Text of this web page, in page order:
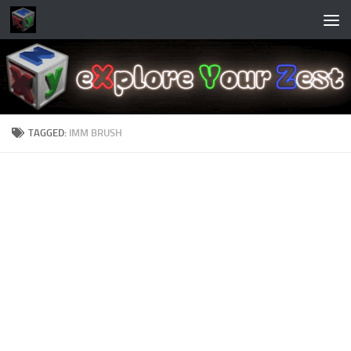
Skip to content
TAGGED: IMM BRUSH